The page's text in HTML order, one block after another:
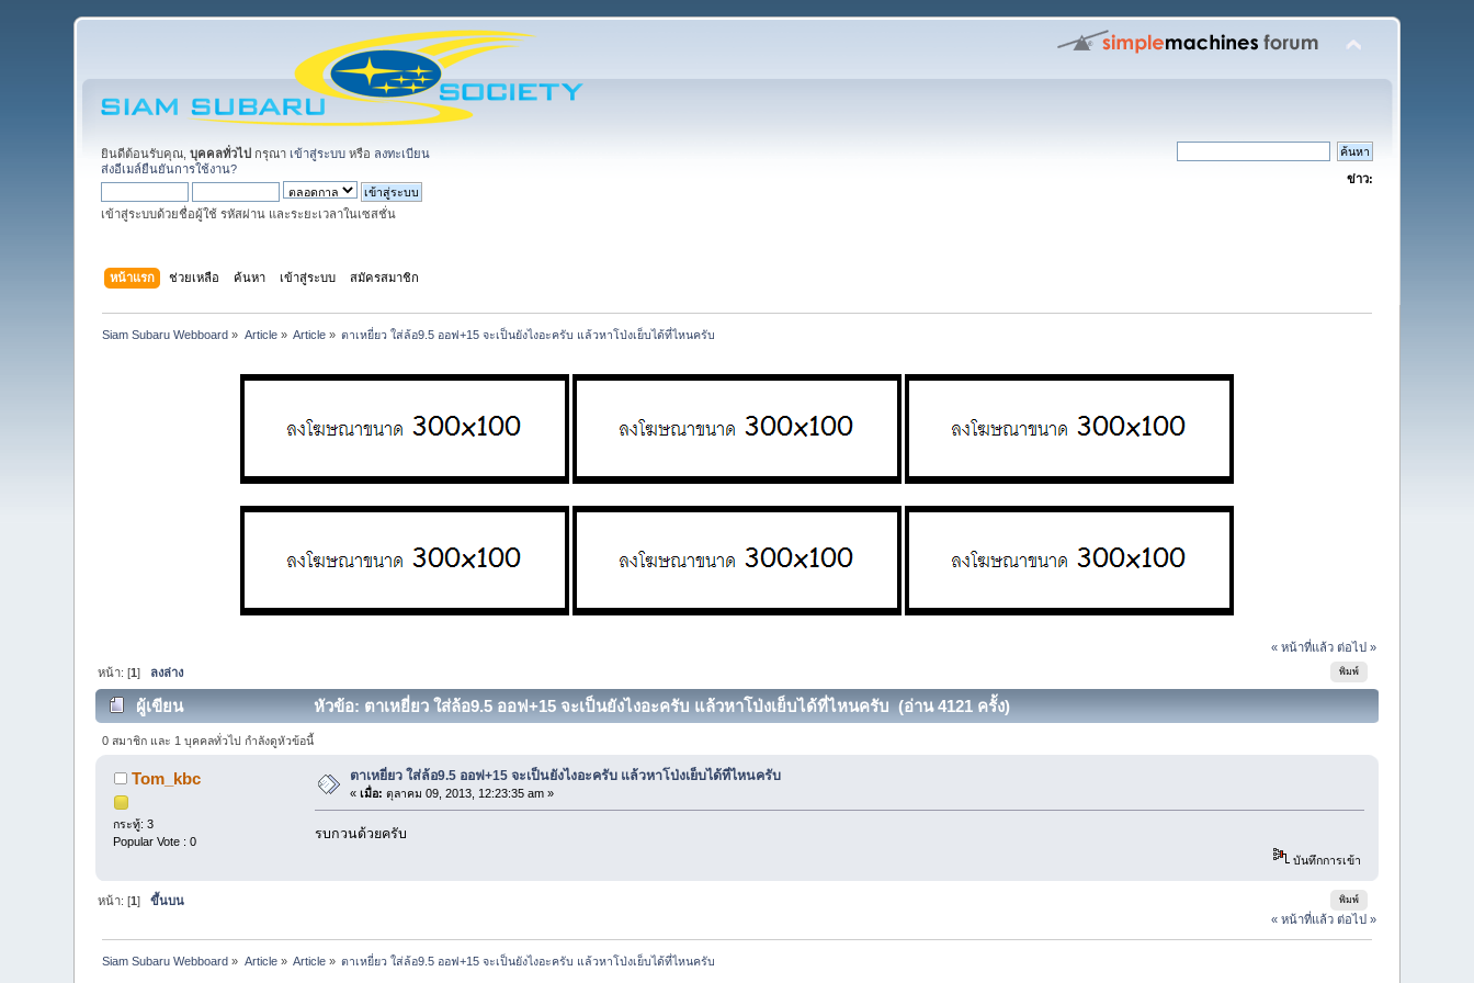
ยินดีต้อนรับคุณ,บุคคลทั่วไป กรุณา เข้าสู่ระบบ หรือ ลงทะเบียน
ส่งอีเมล์ยืนยันการใช้งาน?
เข้าสู่ระบบด้วยชื่อผู้ใช้ รหัสผ่าน และระยะเวลาในเซสชั่น
ข่าว:
หน้าแรก ช่วยเหลือ ค้นหา เข้าสู่ระบบ สมัครสมาชิก
Siam Subaru Webboard » Article» Article » ตาเหยี่ยว ใส่ล้อ9.5 ออฟ+15 จะเป็นยังไงอะครับ แล้วหาโป่งเย็บได้ที่ไหนครับ
« หน้าที่แล้ว ต่อไป »
พิมพ์
หน้า: [1] ลงล่าง
ผู้เขียน หัวข้อ: ตาเหยี่ยว ใส่ล้อ9.5 ออฟ+15 จะเป็นยังไงอะครับ แล้วหาโป่งเย็บได้ที่ไหนครับ (อ่าน 4121 ครั้ง)
0 สมาชิก และ 1 บุคคลทั่วไป กำลังดูหัวข้อนี้
Tom_kbc
กระทู้: 3
Popular Vote : 0
ตาเหยี่ยว ใส่ล้อ9.5 ออฟ+15 จะเป็นยังไงอะครับ แล้วหาโป่งเย็บได้ที่ไหนครับ
«เมื่อ: ตุลาคม 09, 2013, 12:23:35 am »
รบกวนด้วยครับ
บันทึกการเข้า
พิมพ์
หน้า: [1]ขึ้นบน
« หน้าที่แล้ว ต่อไป »
Siam Subaru Webboard » Article» Article » ตาเหยี่ยว ใส่ล้อ9.5 ออฟ+15 จะเป็นยังไงอะครับ แล้วหาโป่งเย็บได้ที่ไหนครับ